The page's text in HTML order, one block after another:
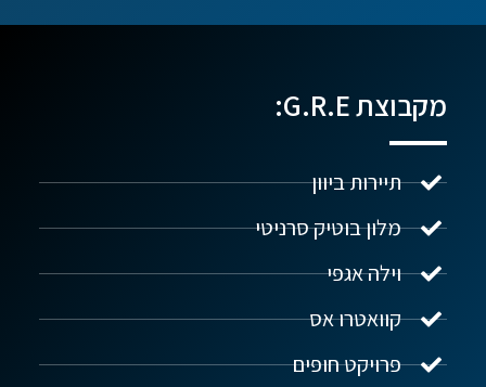
מקבוצת G.R.E:
תיירות ביוון
מלון בוטיק סרניטי
וילה אגפי
קוואטרו אס
פרויקט חופים
נדל"ן ביוון G.R.E
שלום! איך אפשר לעזור?